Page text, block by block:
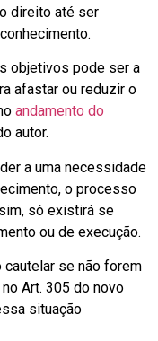
direito até ser
objetivos pode ser a
afastar ou reduzir o
andamento do
autor.
a uma necessidade
o processo
só existirá se
ou de execução.
cautelar se não forem
Art. 305 do novo
situação